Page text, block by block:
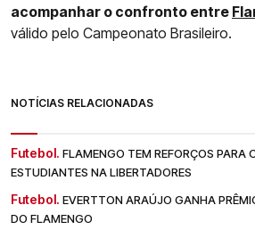
acompanhar o confronto entre
válido pelo Campeonato Brasileiro.
NOTÍCIAS RELACIONADAS
Futebol. FLAMENGO TEM REFORÇOS PARA
ESTUDIANTES NA LIBERTADORES
Futebol. EVERTTON ARAÚJO GANHA
DO FLAMENGO